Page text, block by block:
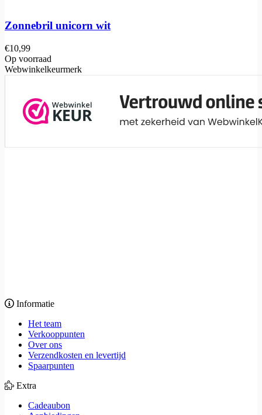
Zonnebril unicorn wit
€10,99
Op voorraad
Webwinkelkeurmerk
Informatie
Het team
Verkooppunten
Over ons
Verzendkosten en levertijd
Spaarpunten
Extra
Cadeaubon